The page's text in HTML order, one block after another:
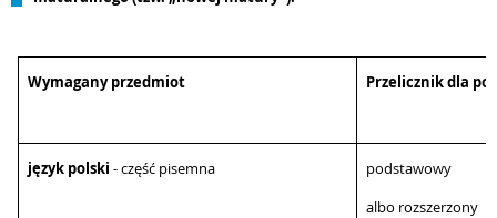
Wymagany przedmiot Przelicznik dla
język polski - część pisemna
podstawowy
albo rozszerzony